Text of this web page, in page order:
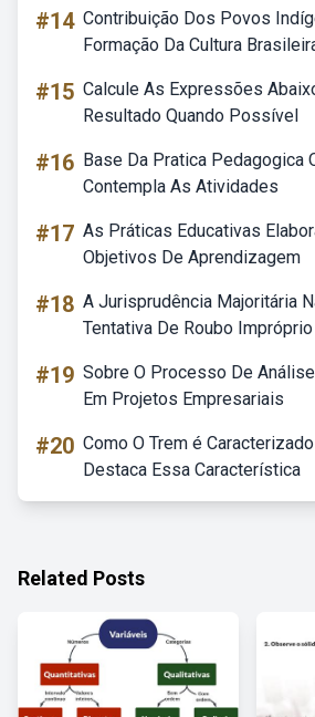
#14 Contribuição Dos Povos
Formação Da Cultura
#15 Calcule As Expressões
Resultado Quando Possível
#16 Base Da Pratica Pedagogica
Contempla As Atividades
#17 As Práticas Educativas
Objetivos De Aprendizagem
#18 A Jurisprudência Majoritária
Tentativa De Roubo Impróprio
#19 Sobre O Processo De
Em Projetos Empresariais
#20 Como O Trem é
Destaca Essa Característica
Related Posts